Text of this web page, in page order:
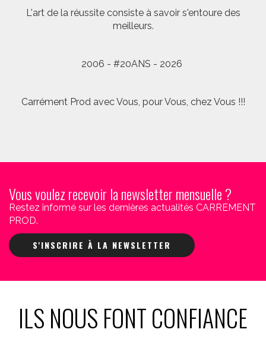
L'art de la réussite consiste à savoir s'entoure des
meilleurs.
2006 - #20ANS - 2026
Carrément Prod avec Vous, pour Vous, chez Vous !!!
Vous voulez recevoir la newsletter mensuelle ?
Restez informé sur les dernières actualités CARREMENT
PROD.
S'INSCRIRE À LA NEWSLETTER
ILS NOUS FONT CONFIANCE